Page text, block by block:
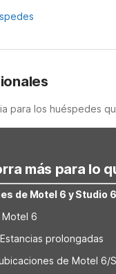
para los huéspedes
más para lo
de Motel 6 y Studio 6
6
prolongadas
de Motel 6/